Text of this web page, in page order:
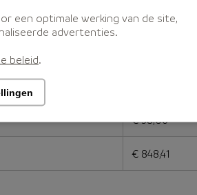
Zonder
€ 58,06
€ 848,41
een optimale werking van de site,
advertenties.
beleid.